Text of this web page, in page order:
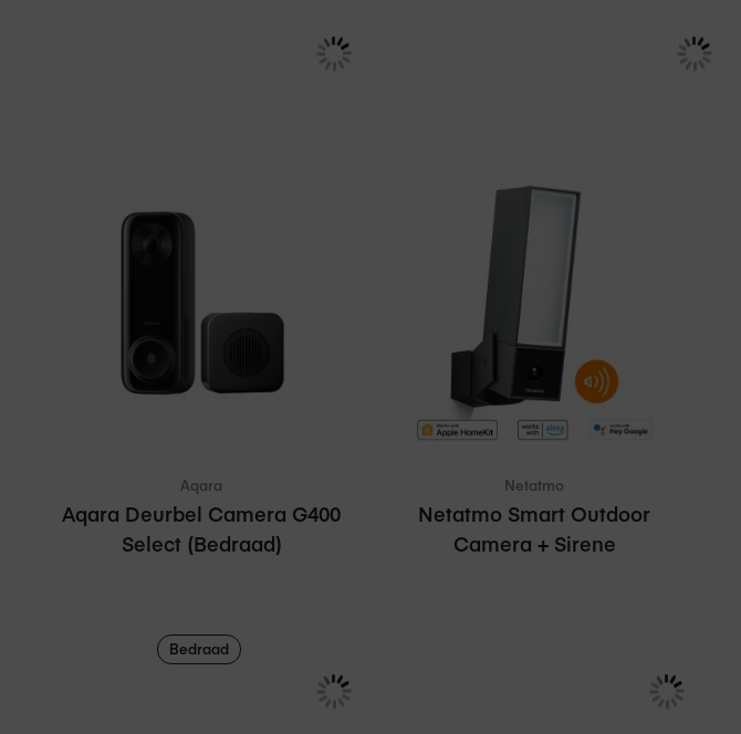
Aqara
Aqara Deurbel Camera G400
Select (Bedraad)
Bedraad
Vergelijken In winkelmand
Netatmo
Netatmo Smart Outdoor
Camera + Sirene
Vergelijken In winkelmand